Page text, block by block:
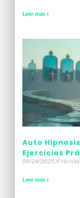
Leer más »
Auto
Ejercicios
09/24/2025 No
Leer más »